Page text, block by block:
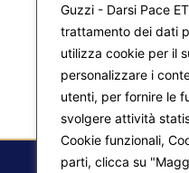
Guzzi - Darsi Pace
trattamento dei dati
utilizza cookie per il
personalizzare i
utenti, per fornire le
svolgere attività
Cookie funzionali,
parti, clicca su